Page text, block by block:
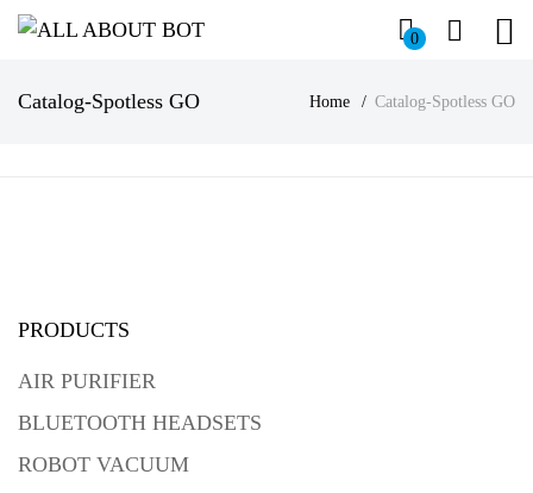
0
Catalog-Spotless GO Home Catalog-Spotless GO
PRODUCTS
AIR PURIFIER
BLUETOOTH HEADSETS
ROBOT VACUUM